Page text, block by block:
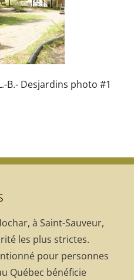
B.- Desjardins photo #1
à Saint-Sauveur,
les plus strictes.
pour personnes
Québec bénéficie